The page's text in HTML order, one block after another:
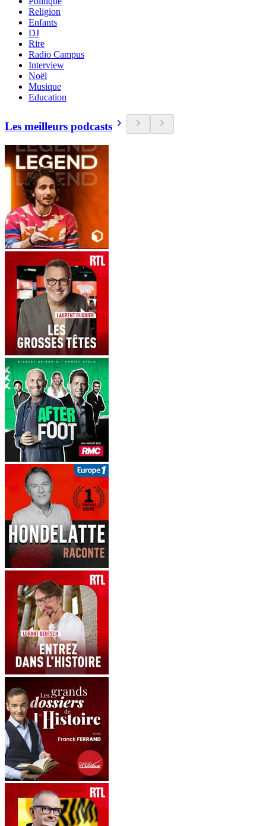
Religion
Enfants
DJ
Rire
Radio Campus
Interview
Noël
Musique
Education
Les meilleurs podcasts